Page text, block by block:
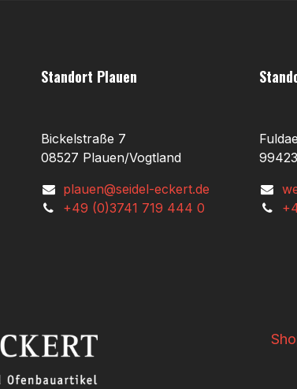
Standort Plauen
Bickelstraße 7
08527 Plauen/Vogtland
plauen@seidel-eckert.de
+49 (0)3741 719 444 0